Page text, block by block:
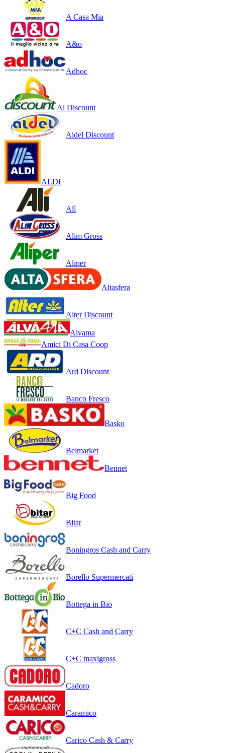
A Casa Mia
A&o
Adhoc
Al Discount
Aldel Discount
ALDI
Alì
Alim Gross
Aliper
Altasfera
Alter Discount
Alvama
Amici Di Casa Coop
Ard Discount
Banco Fresco
Basko
Belmarket
Bennet
Big Food
Bitar
Boningros Cash and Carry
Borello Supermercati
Bottega in Bio
C+C Cash and Carry
C+C maxigross
Cadoro
Caramico
Carico Cash & Carry